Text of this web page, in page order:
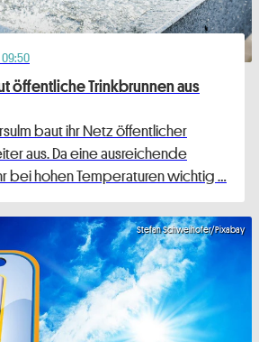
öffentliche Trinkbrunnen aus
baut ihr Netz öffentlicher
aus. Da eine ausreichende
bei hohen Temperaturen wichtig …
Stefan Schweihofer/Pixabay